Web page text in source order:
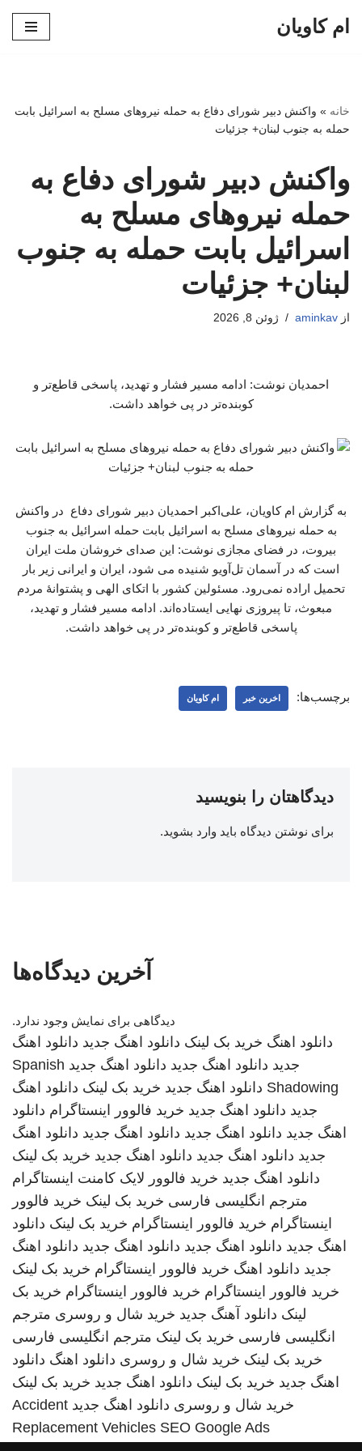
ام کاویان
خانه » واکنش دبیر شورای دفاع به حمله نیروهای مسلح به اسرائیل بابت
حمله به جنوب لبنان+ جزئیات
واکنش دبیر شورای دفاع به
حمله نیروهای مسلح به
اسرائیل بابت حمله به جنوب
لبنان+ جزئیات
از aminkav ژوئن 8, 2026
احمدیان نوشت: ادامه مسیر فشار و تهدید، پاسخی قاطع‌تر و
کوبنده‌تر در پی خواهد داشت.
به گزارش ام کاویان، علی‌اکبر احمدیان دبیر شورای دفاع در واکنش
به حمله نیروهای مسلح به اسرائیل بابت حمله اسرائیل به جنوب
بیروت، در فضای مجازی نوشت: این صدای خروشان ملت ایران
است که در آسمان تل‌آویو شنیده می شود، ایران و ایرانی زیر بار
تحمیل اراده نمی‌رود. مسئولین کشور با اتکای الهی و پشتوانۀ مردم
مبعوث، تا پیروزی نهایی ایستاده‌اند. ادامه مسیر فشار و تهدید،
پاسخی قاطع‌تر و کوبنده‌تر در پی خواهد داشت.
برچسب‌ها: اخرین خبر ام کاویان
دیدگاهتان را بنویسید
برای نوشتن دیدگاه باید وارد بشوید.
آخرین دیدگاه‌ها
دیدگاهی برای نمایش وجود ندارد.
دانلود اهنگ خرید بک لینک دانلود اهنگ جدید دانلود اهنگ
جدید دانلود اهنگ جدید دانلود اهنگ جدید Spanish
Shadowing دانلود اهنگ جدید خرید بک لینک دانلود اهنگ
جدید دانلود اهنگ جدید خرید فالوور اینستاگرام دانلود
اهنگ جدید دانلود اهنگ جدید دانلود اهنگ جدید دانلود اهنگ
جدید دانلود اهنگ جدید دانلود اهنگ جدید خرید بک لینک
دانلود اهنگ جدید خرید فالوور لایک کامنت اینستاگرام
مترجم انگلیسی فارسی خرید بک لینک خرید فالوور
اینستاگرام خرید فالوور اینستاگرام خرید بک لینک دانلود
اهنگ جدید دانلود اهنگ جدید دانلود اهنگ جدید دانلود اهنگ
جدید دانلود اهنگ خرید فالوور اینستاگرام خرید بک لینک
خرید فالوور اینستاگرام خرید فالوور اینستاگرام خرید بک
لینک دانلود آهنگ جدید خرید شال و روسری مترجم
انگلیسی فارسی خرید بک لینک مترجم انگلیسی فارسی
خرید بک لینک خرید شال و روسری دانلود اهنگ دانلود
اهنگ جدید خرید بک لینک دانلود اهنگ جدید خرید بک لینک
خرید شال و روسری دانلود اهنگ جدید Accident
Replacement Vehicles SEO Google Ads